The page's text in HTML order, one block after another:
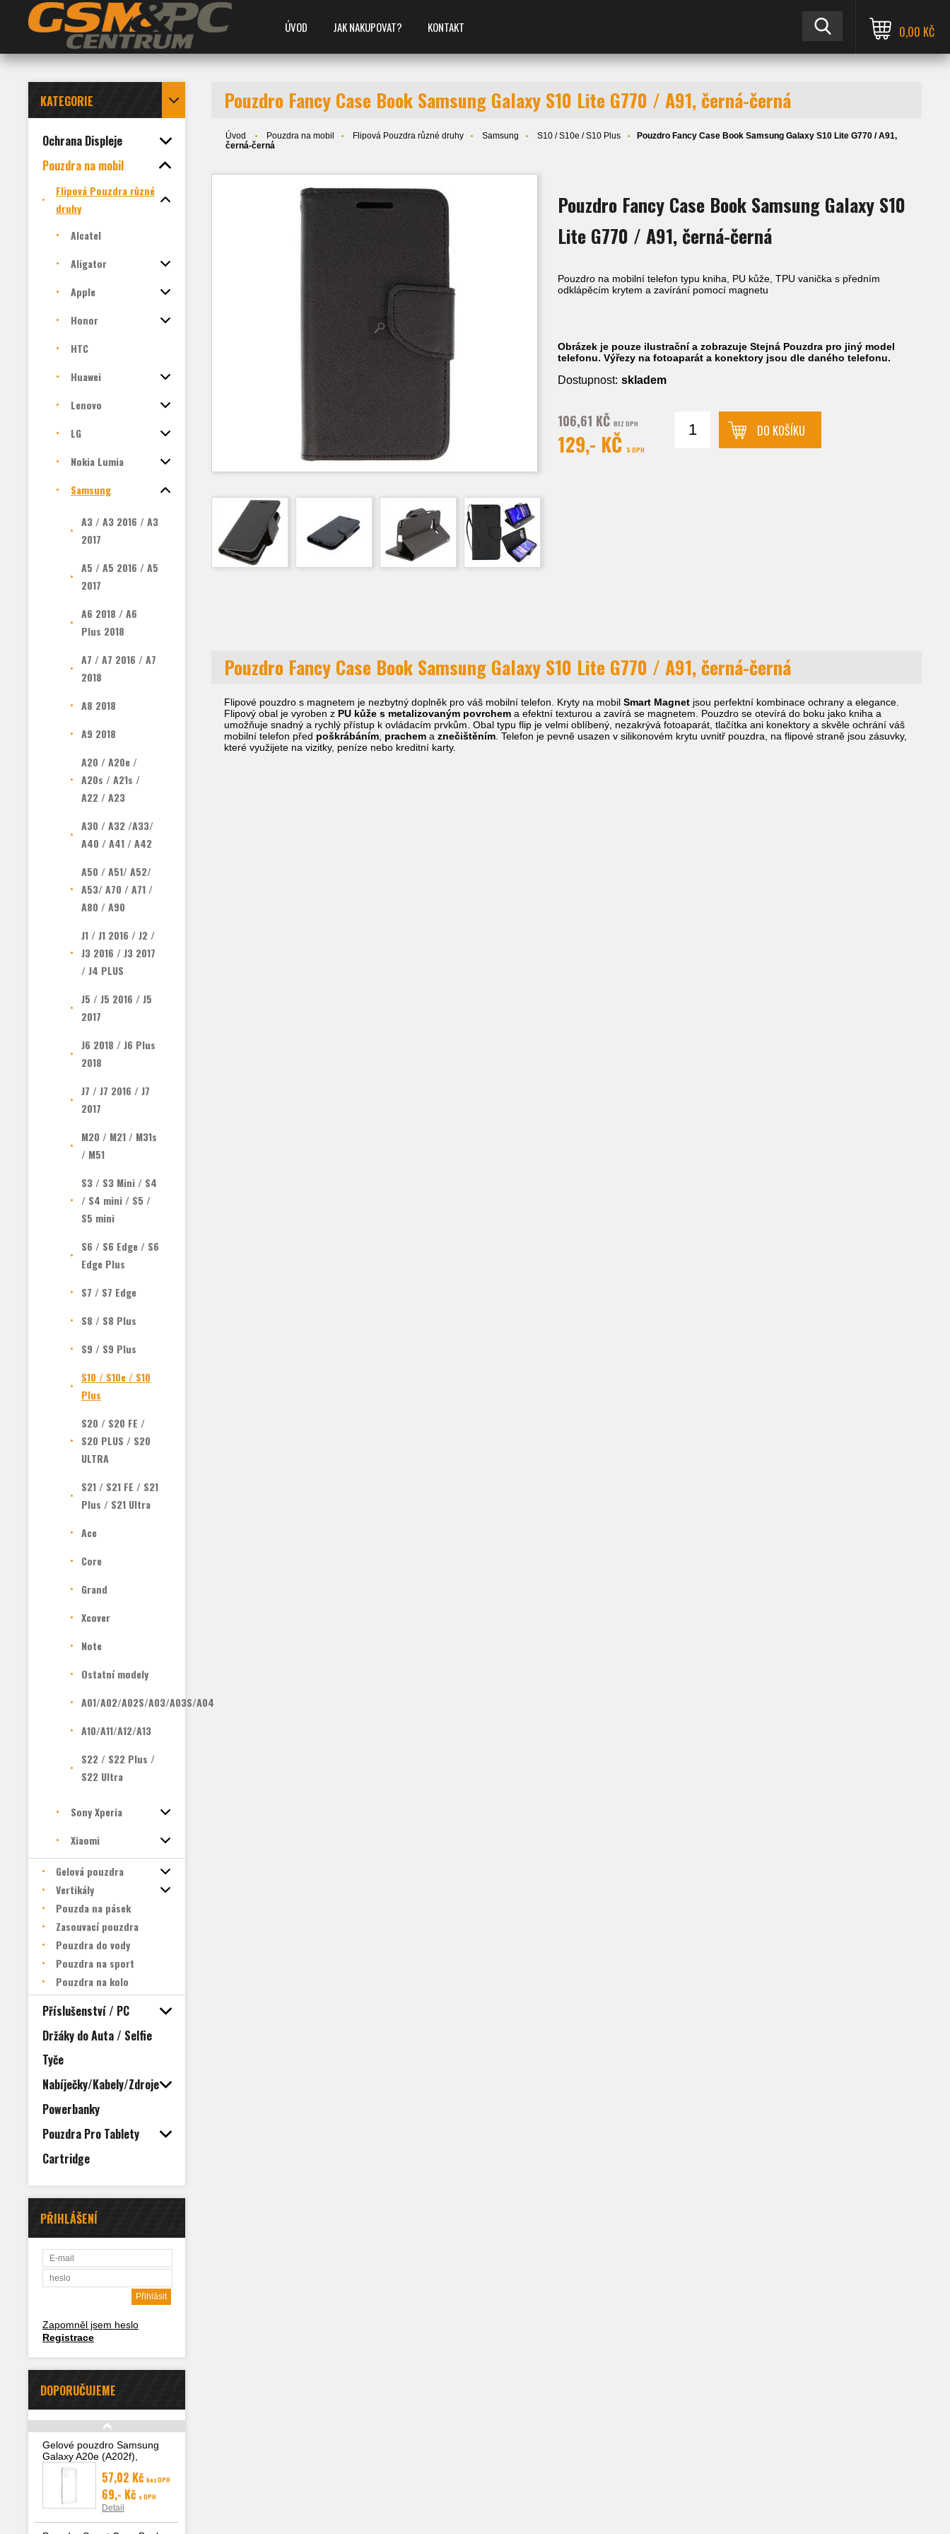
ÚVOD JAK NAKUPOVAT? KONTAKT 0,00 KČ
KATEGORIE
Ochrana Displeje
Pouzdra na mobil
Flipová Pouzdra různé
druhy
Alcatel
Aligator
Apple
Honor
HTC
Huawei
Lenovo
LG
Nokia Lumia
Samsung
A3 / A3 2016 / A3
2017
A5 / A5 2016 / A5
2017
A6 2018 / A6
Plus 2018
A7 / A7 2016 / A7
2018
A8 2018
A9 2018
A20 / A20e /
A20s / A21s /
A22 / A23
A30 / A32 /A33/
A40 / A41 / A42
A50 / A51/ A52/
A53/ A70 / A71 /
A80 / A90
J1 / J1 2016 / J2 /
J3 2016 / J3 2017
/ J4 PLUS
J5 / J5 2016 / J5
2017
J6 2018 / J6 Plus
2018
J7 / J7 2016 / J7
2017
M20 / M21 / M31s
/ M51
S3 / S3 Mini / S4
/ S4 mini / S5 /
S5 mini
S6 / S6 Edge / S6
Edge Plus
S7 / S7 Edge
S8 / S8 Plus
S9 / S9 Plus
S10 / S10e / S10
Plus
S20 / S20 FE /
S20 PLUS / S20
ULTRA
S21 / S21 FE / S21
Plus / S21 Ultra
Ace
Core
Grand
Xcover
Note
Ostatní modely
A01/A02/A02S/A03/A03S/A04
A10/A11/A12/A13
S22 / S22 Plus /
S22 Ultra
Sony Xperia
Xiaomi
Gelová pouzdra
Vertikály
Pouzda na pásek
Zasouvací pouzdra
Pouzdra do vody
Pouzdra na sport
Pouzdra na kolo
Příslušenství / PC
Držáky do Auta / Selfie
Tyče
Nabíječky/Kabely/Zdroje
Powerbanky
Pouzdra Pro Tablety
Cartridge
PŘIHLÁŠENÍ
Zapomněl jsem heslo
Registrace
DOPORUČUJEME
Gelové pouzdro Samsung
Galaxy A20e (A202f),
transparentní
57,02 Kč bez DPH
69,- Kč s DPH
Detail
Pouzdro Fancy Case Book Samsung Galaxy S10 Lite G770 / A91, černá-černá
Úvod Pouzdra na mobil Flipová Pouzdra různé druhy Samsung S10 / S10e / S10 Plus
Pouzdro Fancy Case Book Samsung Galaxy S10 Lite G770 / A91,
černá-černá
Pouzdro Fancy Case Book Samsung Galaxy S10
Lite G770 / A91, černá-černá
Pouzdro na mobilní telefon typu kniha, PU kůže, TPU vanička s předním
odklápěcím krytem a zavírání pomocí magnetu
Obrázek je pouze ilustrační a zobrazuje Stejná Pouzdra pro jiný model
telefonu. Výřezy na fotoaparát a konektory jsou dle daného telefonu.
Dostupnost: skladem
106,61 KČBEZ DPH
129,- KČS DPH
DO KOŠÍKU
Pouzdro Fancy Case Book Samsung Galaxy S10 Lite G770 / A91, černá-černá
Flipové pouzdro s magnetem je nezbytný doplněk pro váš mobilní telefon. Kryty na mobilSmart Magnet jsou perfektní kombinace ochrany a elegance.
Flipový obal je vyroben z PU kůže s metalizovaným povrchem a efektní texturou a zavírá se magnetem. Pouzdro se otevírá do boku jako kniha a
umožňuje snadný a rychlý přístup k ovládacím prvkům. Obal typu flip je velmi oblíbený, nezakrývá fotoaparát, tlačítka ani konektory a skvěle ochrání váš
mobilní telefon před poškrábáním prachem aznečištěním . Telefon je pevně usazen v silikonovém krytu uvnitř pouzdra, na flipové straně jsou zásuvky,
které využijete na vizitky, peníze nebo kreditní karty.